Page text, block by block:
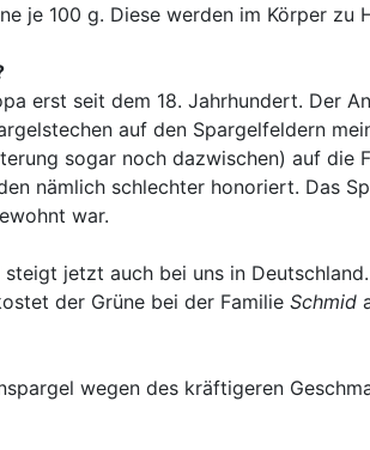
je 100 g. Diese werden im Körper
erst seit dem 18. Jahrhundert. Der
auf den Spargelfeldern
sogar noch dazwischen) auf die
nämlich schlechter honoriert. Das
war.
jetzt auch bei uns in
der Grüne bei der Familie Schmid
wegen des kräftigeren